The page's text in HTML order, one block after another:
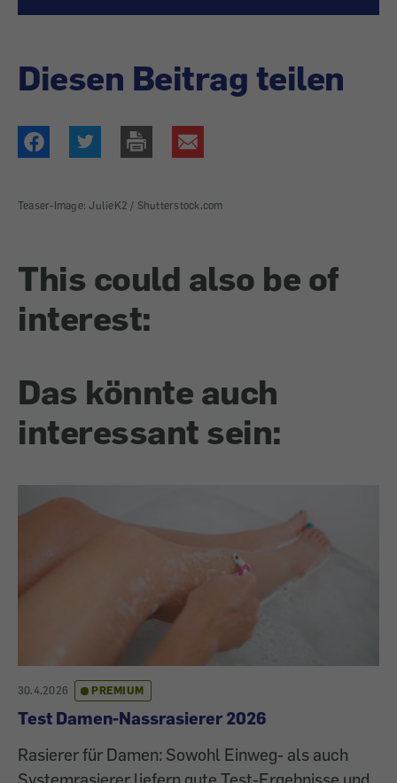
Diesen Beitrag teilen
Teaser-Image: JulieK2 / Shutterstock.com
This could also be of
interest:
Das könnte auch
interessant sein:
30.4.2026 PREMIUM
Test Damen-Nassrasierer 2026
Rasierer für Damen: Sowohl Einweg- als auch